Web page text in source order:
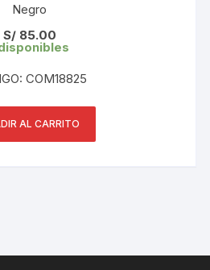
Negro
S/85.00
COM18825
AL CARRITO